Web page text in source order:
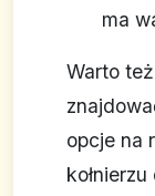
ma
Warto
opcje na